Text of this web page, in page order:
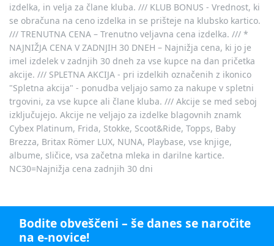
izdelka, in velja za člane kluba. /// KLUB BONUS - Vrednost, ki
se obračuna na ceno izdelka in se prišteje na klubsko kartico.
/// TRENUTNA CENA – Trenutno veljavna cena izdelka. /// *
NAJNIŽJA CENA V ZADNJIH 30 DNEH – Najnižja cena, ki jo je
imel izdelek v zadnjih 30 dneh za vse kupce na dan pričetka
akcije. /// SPLETNA AKCIJA - pri izdelkih označenih z ikonico
"Spletna akcija" - ponudba veljajo samo za nakupe v spletni
trgovini, za vse kupce ali člane kluba. /// Akcije se med seboj
izključujejo. Akcije ne veljajo za izdelke blagovnih znamk
Cybex Platinum, Frida, Stokke, Scoot&Ride, Topps, Baby
Brezza, Britax Römer LUX, NUNA, Playbase, vse knjige,
albume, sličice, vsa začetna mleka in darilne kartice.
NC30=Najnižja cena zadnjih 30 dni
Bodite obveščeni – še danes se naročite
na e-novice!